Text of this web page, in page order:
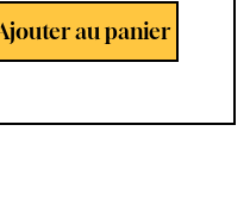
au panier